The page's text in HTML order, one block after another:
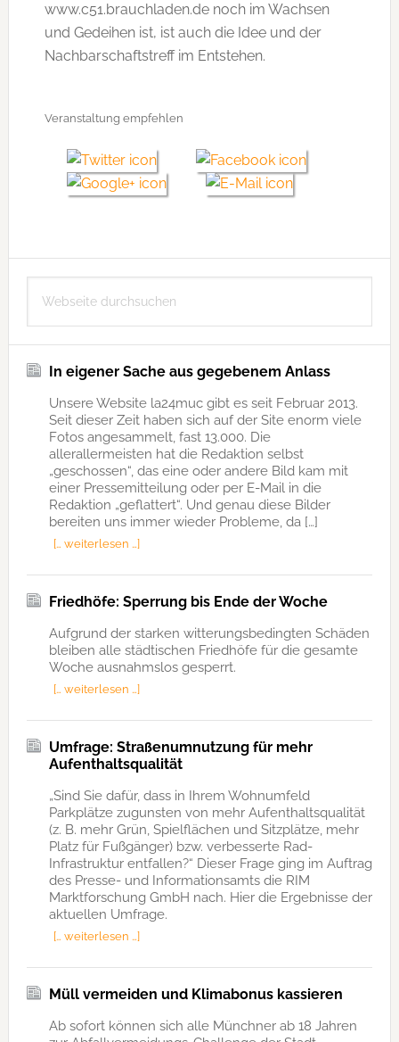
www.c51.brauchladen.de noch im Wachsen
und Gedeihen ist, ist auch die Idee und der
Nachbarschaftstreff im Entstehen.
Veranstaltung empfehlen
Seitenspalte
durchsuchen
In eigener Sache aus gegebenem Anlass
Unsere Website la24muc gibt es seit Februar 2013.
Seit dieser Zeit haben sich auf der Site enorm viele
Fotos angesammelt, fast 13.000. Die
allerallermeisten hat die Redaktion selbst
„geschossen“, das eine oder andere Bild kam mit
einer Pressemitteilung oder per E-Mail in die
Redaktion „geflattert“. Und genau diese Bilder
bereiten uns immer wieder Probleme, da […]
[… weiterlesen …]
Friedhöfe: Sperrung bis Ende der Woche
Aufgrund der starken witterungsbedingten Schäden
bleiben alle städtischen Friedhöfe für die gesamte
Woche ausnahmslos gesperrt.
[… weiterlesen …]
Umfrage: Straßenumnutzung für mehr
Aufenthaltsqualität
„Sind Sie dafür, dass in Ihrem Wohnumfeld
Parkplätze zugunsten von mehr Aufenthaltsqualität
(z. B. mehr Grün, Spielflächen und Sitzplätze, mehr
Platz für Fußgänger) bzw. verbesserte Rad-
Infrastruktur entfallen?“ Dieser Frage ging im Auftrag
des Presse- und Informationsamts die RIM
Marktforschung GmbH nach. Hier die Ergebnisse der
aktuellen Umfrage.
[… weiterlesen …]
Müll vermeiden und Klimabonus kassieren
Ab sofort können sich alle Münchner ab 18 Jahren